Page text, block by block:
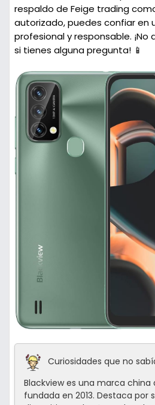
respaldo de Feige trading
autorizado, puedes confiar en
profesional y responsable.
si tienes alguna pregunta! 📱
Curiosidades que no
Blackview es una marca china
fundada en 2013. Destaca por